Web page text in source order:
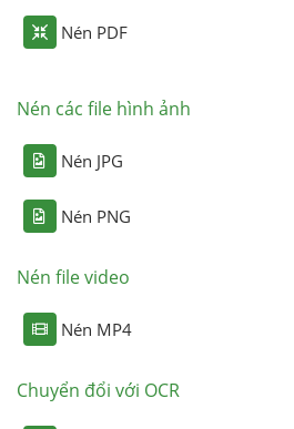
Nén PDF
Nén các file hình ảnh
Nén JPG
Nén PNG
Nén file video
Nén MP4
Chuyển đổi với OCR